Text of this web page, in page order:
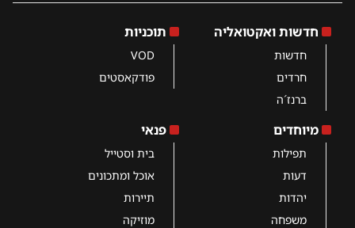
חדשות ואקטואליה
חדשות
חרדים
ברנז´ה
תוכניות
VOD
פודקאסטים
מיוחדים
תפילות
דעות
יהדות
משפחה
פנאי
בית וסטייל
אוכל ומתכונים
תיירות
מוזיקה